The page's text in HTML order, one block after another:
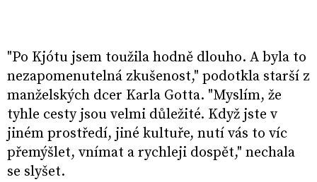
"Po Kjótu jsem toužila hodně dlouho. A byla to
nezapomenutelná zkušenost," podotkla starší z
manželských dcer Karla Gotta. "Myslím, že
tyhle cesty jsou velmi důležité. Když jste v
jiném prostředí, jiné kultuře, nutí vás to víc
přemýšlet, vnímat a rychleji dospět," nechala
se slyšet.